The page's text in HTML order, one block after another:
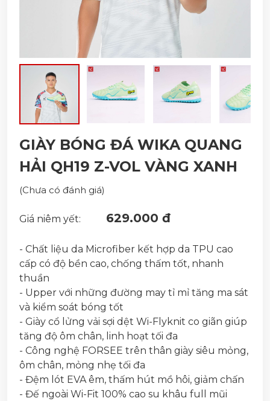
GIÀY BÓNG ĐÁ WIKA QUANG
HẢI QH19 Z-VOL VÀNG XANH
(Chưa có đánh giá)
Giá niêm yết: 629.000 đ
- Chất liệu da Microfiber kết hợp da TPU cao
cấp có độ bền cao, chống thấm tốt, nhanh
thuần
- Upper với những đường may tỉ mỉ tăng ma sát
và kiểm soát bóng tốt
- Giày cổ lửng vải sợi dệt Wi-Flyknit co giãn giúp
tăng độ ôm chân, linh hoạt tối đa
- Công nghệ FORSEE trên thân giày siêu mỏng,
ôm chân, mỏng nhẹ tối đa
- Đệm lót EVA êm, thấm hút mồ hôi, giảm chấn
- Đế ngoài Wi-Fit 100% cao su khâu full mũi